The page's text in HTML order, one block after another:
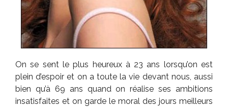
On se sent le plus heureux à 23 ans lorsqu’on est
plein d’espoir et on a toute la vie devant nous, aussi
bien qu’à 69 ans quand on réalise ses ambitions
insatisfaites et on garde le moral des jours meilleurs